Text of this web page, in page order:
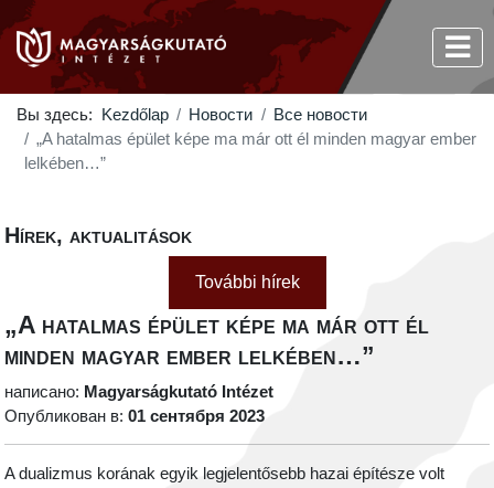
Вы здесь: Kezdőlap Новости
Все новости
„A hatalmas épület képe ma már ott él minden magyar ember
lelkében…”
Hírek, aktualitások
További hírek
„A hatalmas épület képe ma már ott él
minden magyar ember lelkében…”
написано: Magyarságkutató Intézet
Опубликован в:01 сентября 2023
A dualizmus korának egyik legjelentősebb hazai építésze volt